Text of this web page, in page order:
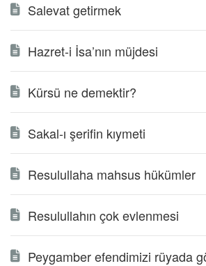
Salevat getirmek
Hazret-i İsa’nın müjdesi
Kürsü ne demektir?
Sakal-ı şerifin kıymeti
Resulullaha mahsus hükümler
Resulullahın çok evlenmesi
Peygamber efendimizi rüyada